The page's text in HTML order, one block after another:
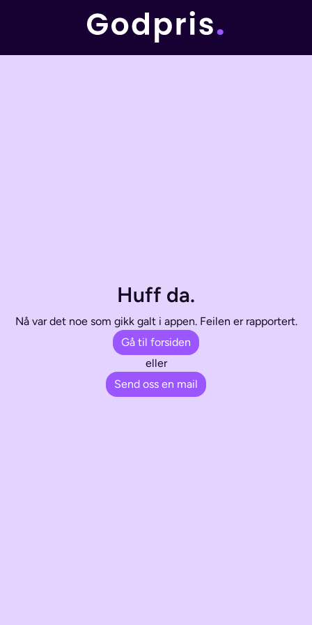
Huff da.
Nå var det noe som gikk galt i appen. Feilen er rapportert.
Gå til forsiden
eller
Send oss en mail